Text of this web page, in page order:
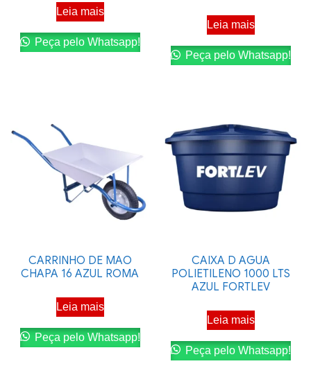
Leia mais
Peça pelo Whatsapp!
Leia mais
Peça pelo Whatsapp!
CARRINHO DE MAO
CHAPA 16 AZUL ROMA
Leia mais
Peça pelo Whatsapp!
CAIXA D AGUA
POLIETILENO 1000 LTS
AZUL FORTLEV
Leia mais
Peça pelo Whatsapp!